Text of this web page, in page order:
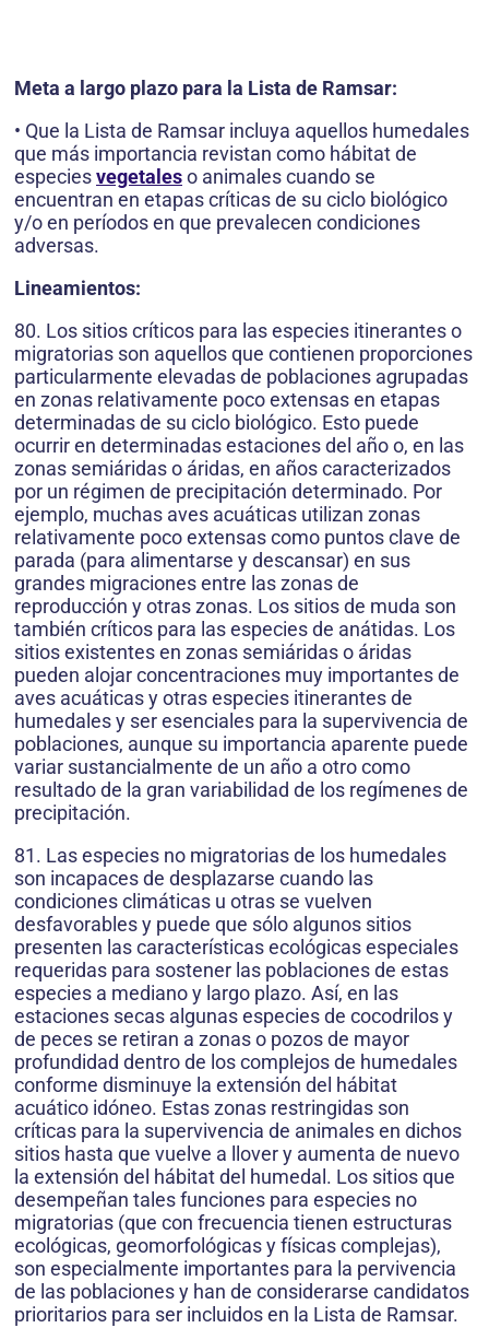
Meta a largo plazo para la Lista de Ramsar:
• Que la Lista de Ramsar incluya aquellos humedales
que más importancia revistan como hábitat de
especiesvegetaleso animales cuando se
encuentran en etapas críticas de su ciclo biológico
y/o en períodos en que prevalecen condiciones
adversas.
Lineamientos:
80. Los sitios críticos para las especies itinerantes o
migratorias son aquellos que contienen proporciones
particularmente elevadas de poblaciones agrupadas
en zonas relativamente poco extensas en etapas
determinadas de su ciclo biológico. Esto puede
ocurrir en determinadas estaciones del año o, en las
zonas semiáridas o áridas, en años caracterizados
por un régimen de precipitación determinado. Por
ejemplo, muchas aves acuáticas utilizan zonas
relativamente poco extensas como puntos clave de
parada (para alimentarse y descansar) en sus
grandes migraciones entre las zonas de
reproducción y otras zonas. Los sitios de muda son
también críticos para las especies de anátidas. Los
sitios existentes en zonas semiáridas o áridas
pueden alojar concentraciones muy importantes de
aves acuáticas y otras especies itinerantes de
humedales y ser esenciales para la supervivencia de
poblaciones, aunque su importancia aparente puede
variar sustancialmente de un año a otro como
resultado de la gran variabilidad de los regímenes de
precipitación.
81. Las especies no migratorias de los humedales
son incapaces de desplazarse cuando las
condiciones climáticas u otras se vuelven
desfavorables y puede que sólo algunos sitios
presenten las características ecológicas especiales
requeridas para sostener las poblaciones de estas
especies a mediano y largo plazo. Así, en las
estaciones secas algunas especies de cocodrilos y
de peces se retiran a zonas o pozos de mayor
profundidad dentro de los complejos de humedales
conforme disminuye la extensión del hábitat
acuático idóneo. Estas zonas restringidas son
críticas para la supervivencia de animales en dichos
sitios hasta que vuelve a llover y aumenta de nuevo
la extensión del hábitat del humedal. Los sitios que
desempeñan tales funciones para especies no
migratorias (que con frecuencia tienen estructuras
ecológicas, geomorfológicas y físicas complejas),
son especialmente importantes para la pervivencia
de las poblaciones y han de considerarse candidatos
prioritarios para ser incluidos en la Lista de Ramsar.